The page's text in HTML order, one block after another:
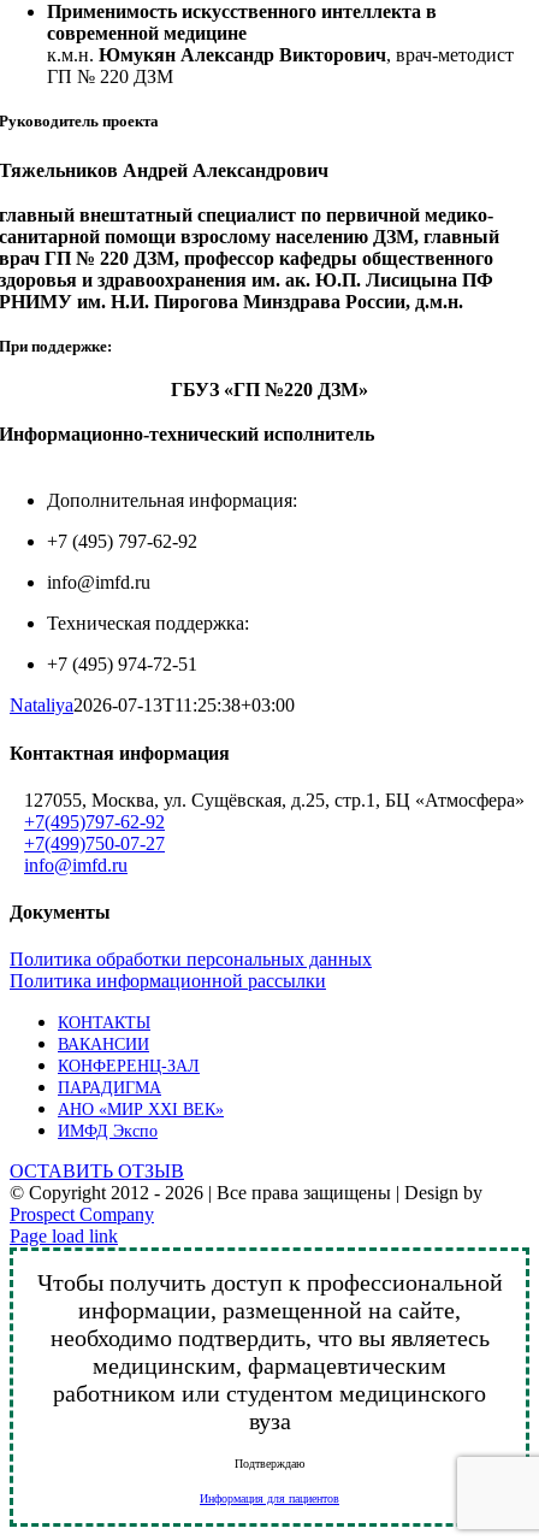
Применимость искусственного интеллекта в
современной медицине
к.м.н.Юмукян Александр Викторович, врач-методист
ГП № 220 ДЗМ
Руководитель проекта
Тяжельников Андрей Александрович
главный внештатный специалист по первичной медико-
санитарной помощи взрослому населению ДЗМ, главный
врач ГП № 220 ДЗМ, профессор кафедры общественного
здоровья и здравоохранения им. ак. Ю.П. Лисицына ПФ
РНИМУ им. Н.И. Пирогова Минздрава России, д.м.н.
При поддержке:
ГБУЗ «ГП №220 ДЗМ»
Информационно-технический исполнитель
Дополнительная информация:
+7 (495) 797-62-92
info@imfd.ru
Техническая поддержка:
+7 (495) 974-72-51
Nataliya2026-07-13T11:25:38+03:00
Контактная информация
127055, Москва, ул. Сущёвская, д.25, стр.1, БЦ «Атмосфера»
+7(495)797-62-92
+7(499)750-07-27
info@imfd.ru
Документы
Политика обработки персональных данных
Политика информационной рассылки
КОНТАКТЫ
ВАКАНСИИ
КОНФЕРЕНЦ-ЗАЛ
ПАРАДИГМА
АНО «МИР XXI ВЕК»
ИМФД Экспо
ОСТАВИТЬ ОТЗЫВ
© Copyright 2012 - 2026 | Все права защищены | Design by
Prospect Company
Vk
Telegram
YouTube
Email
Page load link
Чтобы получить доступ к профессиональной
информации, размещенной на сайте,
необходимо подтвердить, что вы являетесь
медицинским, фармацевтическим
работником или студентом медицинского
вуза
Подтверждаю
Информация для пациентов